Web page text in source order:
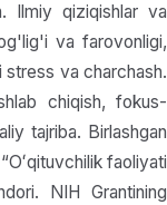
Ilmiy qiziqishlar va
va farovonligi,
stress va charchash.
chiqish, fokus-
tajriba. Birlashgan
faoliyati
NIH Grantining